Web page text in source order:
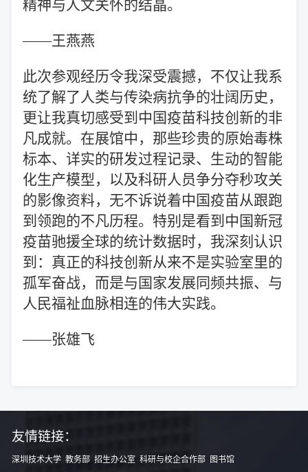
精神与人文关怀的结晶。
——王燕燕
此次参观经历令我深受震撼，不仅让我系
统了解了人类与传染病抗争的壮阔历史，
更让我真切感受到中国疫苗科技创新的非
凡成就。在展馆中，那些珍贵的原始毒株
标本、详实的研发过程记录、生动的智能
化生产模型，以及科研人员争分夺秒攻关
的影像资料，无不诉说着中国疫苗从跟跑
到领跑的不凡历程。特别是看到中国新冠
疫苗驰援全球的统计数据时，我深刻认识
到：真正的科技创新从来不是实验室里的
孤军奋战，而是与国家发展同频共振、与
人民福祉血脉相连的伟大实践。
——张雄飞
友情链接：
深圳技术大学 教务部 招生办公室 科研与校企合作部 图书馆